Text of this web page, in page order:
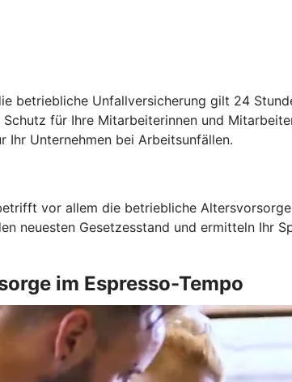
betriebliche Unfallversicherung gilt 24
für Ihre Mitarbeiterinnen und
Unternehmen bei Arbeitsunfällen.
vor allem die betriebliche
neuesten Gesetzesstand und ermitteln Ihr
im Espresso-Tempo